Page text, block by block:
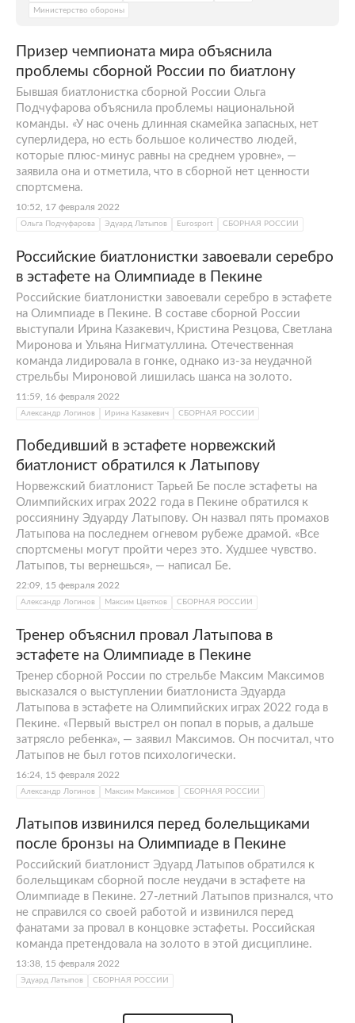
Министерство обороны
Призер чемпионата мира объяснила
проблемы сборной России по биатлону
Бывшая биатлонистка сборной России Ольга
Подчуфарова объяснила проблемы национальной
команды. «У нас очень длинная скамейка запасных, нет
суперлидера, но есть большое количество людей,
которые плюс-минус равны на среднем уровне», —
заявила она и отметила, что в сборной нет ценности
спортсмена.
10:52, 17 февраля 2022
Ольга Подчуфарова Эдуард Латыпов Eurosport СБОРНАЯ РОССИИ
Российские биатлонистки завоевали серебро
в эстафете на Олимпиаде в Пекине
Российские биатлонистки завоевали серебро в эстафете
на Олимпиаде в Пекине. В составе сборной России
выступали Ирина Казакевич, Кристина Резцова, Светлана
Миронова и Ульяна Нигматуллина. Отечественная
команда лидировала в гонке, однако из-за неудачной
стрельбы Мироновой лишилась шанса на золото.
11:59, 16 февраля 2022
Александр Логинов Ирина Казакевич СБОРНАЯ РОССИИ
Победивший в эстафете норвежский
биатлонист обратился к Латыпову
Норвежский биатлонист Тарьей Бе после эстафеты на
Олимпийских играх 2022 года в Пекине обратился к
россиянину Эдуарду Латыпову. Он назвал пять промахов
Латыпова на последнем огневом рубеже драмой. «Все
спортсмены могут пройти через это. Худшее чувство.
Латыпов, ты вернешься», — написал Бе.
22:09, 15 февраля 2022
Александр Логинов Максим Цветков СБОРНАЯ РОССИИ
Тренер объяснил провал Латыпова в
эстафете на Олимпиаде в Пекине
Тренер сборной России по стрельбе Максим Максимов
высказался о выступлении биатлониста Эдуарда
Латыпова в эстафете на Олимпийских играх 2022 года в
Пекине. «Первый выстрел он попал в порыв, а дальше
затрясло ребенка», — заявил Максимов. Он посчитал, что
Латыпов не был готов психологически.
16:24, 15 февраля 2022
Александр Логинов Максим Максимов СБОРНАЯ РОССИИ
Латыпов извинился перед болельщиками
после бронзы на Олимпиаде в Пекине
Российский биатлонист Эдуард Латыпов обратился к
болельщикам сборной после неудачи в эстафете на
Олимпиаде в Пекине. 27-летний Латыпов признался, что
не справился со своей работой и извинился перед
фанатами за провал в концовке эстафеты. Российская
команда претендовала на золото в этой дисциплине.
13:38, 15 февраля 2022
Эдуард Латыпов СБОРНАЯ РОССИИ